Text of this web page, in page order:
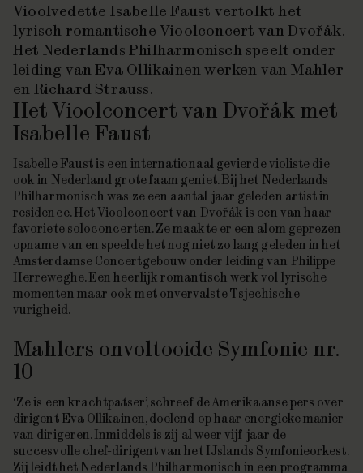
Vioolvedette Isabelle Faust vertolkt het
lyrisch romantische Vioolconcert van Dvořák.
Het Nederlands Philharmonisch speelt onder
leiding van Eva Ollikainen werken van Mahler
en Richard Strauss.
Het Vioolconcert van Dvořák met
Isabelle Faust
Isabelle Faust is een internationaal gevierde violiste die
ook in Nederland grote faam geniet. Bij het Nederlands
Philharmonisch was ze een aantal jaar geleden artist in
residence. HetVioolconcertvan Dvořák is een van haar
favoriete soloconcerten. Ze maakte er een alom geprezen
opname van en speelde het nog niet zo lang geleden in het
Amsterdamse Concertgebouw onder leiding van Philippe
Herreweghe. Een heerlijk romantisch werk vol lyrische
momenten maar ook met onvervalste Tsjechische
vurigheid.
Mahlers onvoltooide Symfonie nr.
10
‘Ze is een krachtpatser’, schreef de Amerikaanse pers over
dirigent Eva Ollikainen, doelend op haar energieke manier
van dirigeren. Inmiddels is zij al weer vijf jaar de
succesvolle chef-dirigent van het IJslands Symfonieorkest.
Zij leidt het Nederlands Philharmonisch in een programma